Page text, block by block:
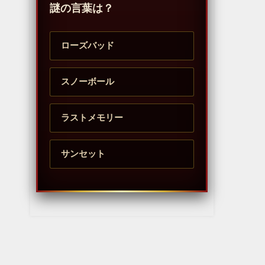
謎の言葉は？
ローズバッド
スノーボール
ラストメモリー
サンセット